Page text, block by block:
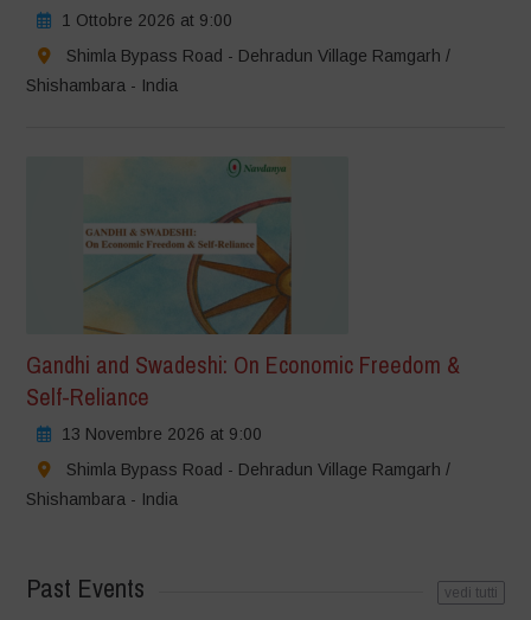
1 Ottobre 2026 at 9:00
Shimla Bypass Road - Dehradun Village Ramgarh /
Shishambara - India
Gandhi and Swadeshi: On Economic Freedom &
Self-Reliance
13 Novembre 2026 at 9:00
Shimla Bypass Road - Dehradun Village Ramgarh /
Shishambara - India
Past Events vedi tutti